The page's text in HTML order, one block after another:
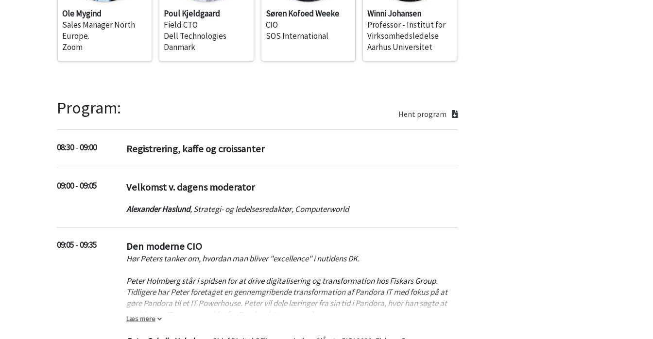
Ole Mygind
Sales Manager North
Europe.
Zoom
Poul Kjeldgaard
Field CTO
Dell Technologies
Danmark
Søren Kofoed Weeke
CIO
SOS International
Winni Johansen
Professor - Institut for
Virksomhedsledelse
Aarhus Universitet
Program: Hent program
08:30-09:00 Registrering, kaffe og croissanter
09:00-09:05 Velkomst v. dagens moderator
Alexander Haslund,Strategi- og ledelsesredaktør, Computerworld
09:05-09:35 Den moderne CIO
Hør Peters tanker om, hvordan man bliver "excellence" i nutidens DK.
Peter Holmberg står i spidsen for at drive digitalisering og transformation hos Fiskars Group.
Tidligere har Peter foretaget en gennemgribende transformation af Pandora IT med fokus på at
gøre Pandora til et IT Powerhouse. Peter vil dele læringer fra sin tid i Pandora, hvor han søgte at
positionere IT som en enabler for Pandora’s turnaround.
I Fiskars Group har Peter på små 2 år formået at positionere IT som en ’thought leader’, der driver
Læs mere